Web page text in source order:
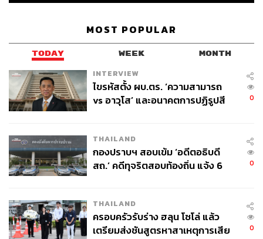
MOST POPULAR
TODAY WEEK MONTH
INTERVIEW
ไขรหัสตั้ง ผบ.ตร. ‘ความสามารถ
vs อาวุโส’ และอนาคตการปฏิรูปสี
0
THAILAND
กองปราบฯ สอบเข้ม ‘อดีตอธิบดี
สถ.’ คดีทุจริตสอบท้องถิ่น แจ้ง 6
0
THAILAND
ครอบครัวรับร่าง ฮลุน โซโล่ แล้ว
เตรียมส่งชันสูตรหาสาเหตุการเสีย
0